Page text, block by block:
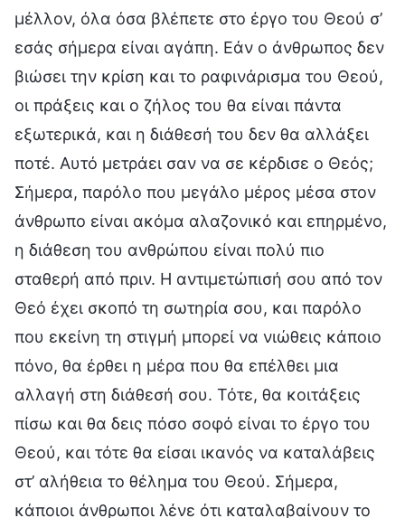
μέλλον, όλα όσα βλέπετε στο έργο του Θεού σ’
εσάς σήμερα είναι αγάπη. Εάν ο άνθρωπος δεν
βιώσει την κρίση και το ραφινάρισμα του Θεού,
οι πράξεις και ο ζήλος του θα είναι πάντα
εξωτερικά, και η διάθεσή του δεν θα αλλάξει
ποτέ. Αυτό μετράει σαν να σε κέρδισε ο Θεός;
Σήμερα, παρόλο που μεγάλο μέρος μέσα στον
άνθρωπο είναι ακόμα αλαζονικό και επηρμένο,
η διάθεση του ανθρώπου είναι πολύ πιο
σταθερή από πριν. Η αντιμετώπισή σου από τον
Θεό έχει σκοπό τη σωτηρία σου, και παρόλο
που εκείνη τη στιγμή μπορεί να νιώθεις κάποιο
πόνο, θα έρθει η μέρα που θα επέλθει μια
αλλαγή στη διάθεσή σου. Τότε, θα κοιτάξεις
πίσω και θα δεις πόσο σοφό είναι το έργο του
Θεού, και τότε θα είσαι ικανός να καταλάβεις
στ’ αλήθεια το θέλημα του Θεού. Σήμερα,
κάποιοι άνθρωποι λένε ότι καταλαβαίνουν το